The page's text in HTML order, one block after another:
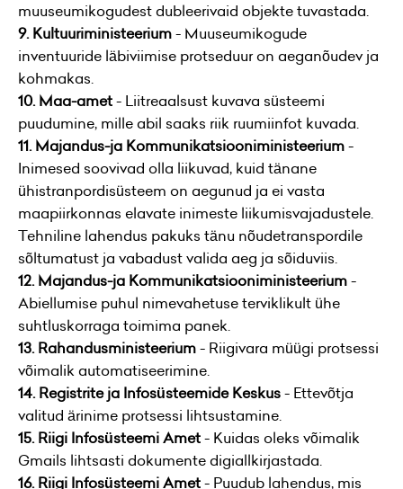
muuseumikogudest dubleerivaid objekte tuvastada.
9. Kultuuriministeerium- Muuseumikogude
inventuuride läbiviimise protseduur on aeganõudev ja
kohmakas.
10. Maa-amet- Liitreaalsust kuvava süsteemi
puudumine, mille abil saaks riik ruumiinfot kuvada.
11. Majandus-ja Kommunikatsiooniministeerium-
Inimesed soovivad olla liikuvad, kuid tänane
ühistranpordisüsteem on aegunud ja ei vasta
maapiirkonnas elavate inimeste liikumisvajadustele.
Tehniline lahendus pakuks tänu nõudetranspordile
sõltumatust ja vabadust valida aeg ja sõiduviis.
12. Majandus-ja Kommunikatsiooniministeerium-
Abiellumise puhul nimevahetuse terviklikult ühe
suhtluskorraga toimima panek.
13. Rahandusministeerium- Riigivara müügi protsessi
võimalik automatiseerimine.
14. Registrite ja Infosüsteemide Keskus- Ettevõtja
valitud ärinime protsessi lihtsustamine.
15. Riigi Infosüsteemi Amet- Kuidas oleks võimalik
Gmails lihtsasti dokumente digiallkirjastada.
16. Riigi Infosüsteemi Amet- Puudub lahendus, mis